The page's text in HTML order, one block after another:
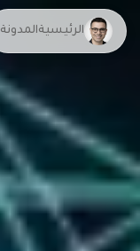
الرئيسيةالمدونة